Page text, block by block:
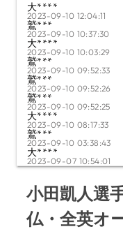
大****
2023-09-10 12:04:11
鷲***
2023-09-10 10:37:30
大****
2023-09-10 10:03:29
鷲***
2023-09-10 09:52:33
鷲***
2023-09-10 09:52:26
鷲***
2023-09-10 09:52:25
大****
2023-09-10 08:17:33
鷲***
2023-09-10 03:38:43
大****
2023-09-07 10:54:01
大****
小田凱人選
仏・全英オ